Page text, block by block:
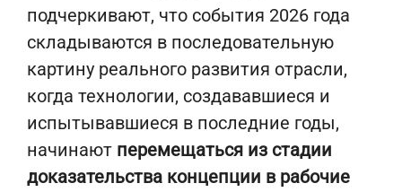
подчеркивают, что события 2026 года
складываются в последовательную
картину реального развития отрасли,
когда технологии, создававшиеся и
испытывавшиеся в последние годы,
начинают перемещаться из стадии
доказательства концепции в рабочие